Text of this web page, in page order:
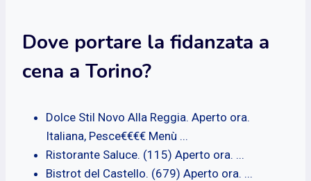
Dove portare la fidanzata a
cena a Torino?
Dolce Stil Novo Alla Reggia. Aperto ora.
Italiana, Pesce€€€€ Menù ...
Ristorante Saluce. (115) Aperto ora. ...
Bistrot del Castello. (679) Aperto ora. ...